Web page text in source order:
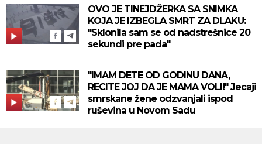
OVO JE TINEJDŽERKA SA SNIMKA
KOJA JE IZBEGLA SMRT ZA DLAKU:
"Sklonila sam se od nadstrešnice 20
sekundi pre pada"
"IMAM DETE OD GODINU DANA,
RECITE JOJ DA JE MAMA VOLI!" Jecaji
smrskane žene odzvanjali ispod
ruševina u Novom Sadu